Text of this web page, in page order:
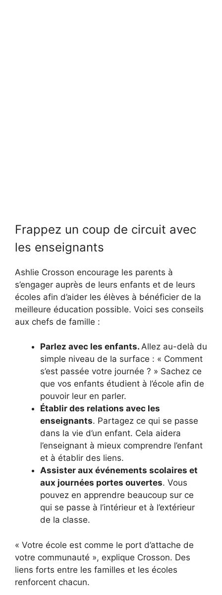
Frappez un coup de circuit avec
les enseignants
Ashlie Crosson encourage les parents à
s’engager auprès de leurs enfants et de leurs
écoles afin d’aider les élèves à bénéficier de la
meilleure éducation possible. Voici ses conseils
aux chefs de famille :
Parlez avec les enfants. Allez au-delà du
simple niveau de la surface : « Comment
s’est passée votre journée ? » Sachez ce
que vos enfants étudient à l’école afin de
pouvoir leur en parler.
Établir des relations avec les
enseignants. Partagez ce qui se passe
dans la vie d’un enfant. Cela aidera
l’enseignant à mieux comprendre l’enfant
et à établir des liens.
Assister aux événements scolaires et
aux journées portes ouvertes. Vous
pouvez en apprendre beaucoup sur ce
qui se passe à l’intérieur et à l’extérieur
de la classe.
« Votre école est comme le port d’attache de
votre communauté », explique Crosson. Des
liens forts entre les familles et les écoles
renforcent chacun.